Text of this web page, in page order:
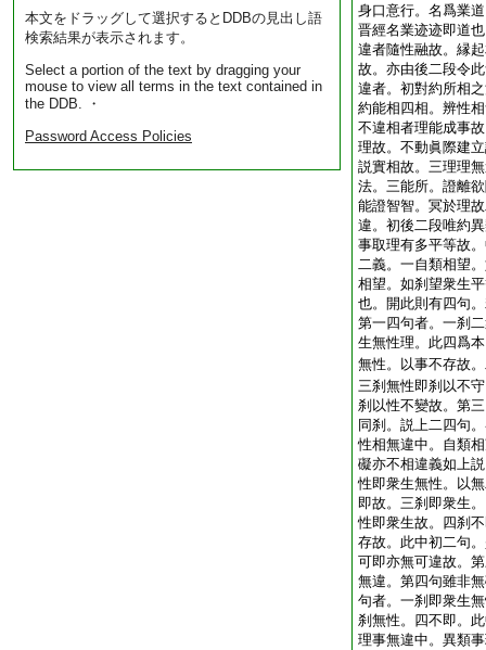
本文をドラッグして選択するとDDBの見出し語
検索結果が表示されます。
Select a portion of the text by dragging your
mouse to view all terms in the text contained in
the DDB. ・
Password Access Policies
身口意行。名爲業
晋經名業迹迹即道
違者隨性融故。縁
故。亦由後二段令
違者。初對約所相
約能相四相。辨性
不違相者理能成事
理故。不動眞際建
説實相故。三理理
法。三能所。證離
能證智智。冥於理
違。初後二段唯約
事取理有多平等故
二義。一自類相望
相望。如刹望衆生
也。開此則有四句
第一四句者。一刹
生無性理。此四爲
無性。以事不存故
三刹無性即刹以不
刹以性不變故。第
同刹。説上二四句
性相無違中。自類
礙亦不相違義如上
性即衆生無性。以
即故。三刹即衆生
性即衆生故。四刹
存故。此中初二句
可即亦無可違故。
無違。第四句雖非
句者。一刹即衆生
刹無性。四不即。
理事無違中。異類